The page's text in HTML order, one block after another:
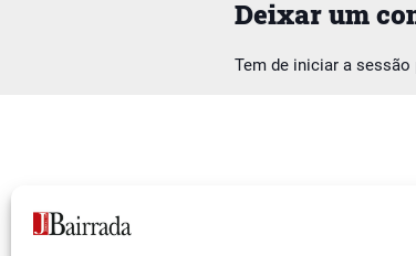
Deixar um
Tem de iniciar a sessão